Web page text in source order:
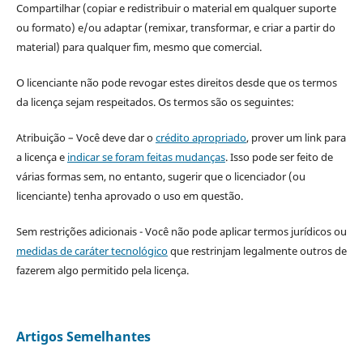
Compartilhar (copiar e redistribuir o material em qualquer suporte
ou formato) e/ou adaptar (remixar, transformar, e criar a partir do
material) para qualquer fim, mesmo que comercial.
O licenciante não pode revogar estes direitos desde que os termos
da licença sejam respeitados. Os termos são os seguintes:
Atribuição – Você deve dar ocrédito apropriado, prover um link para
a licença e indicar se foram feitas mudanças. Isso pode ser feito de
várias formas sem, no entanto, sugerir que o licenciador (ou
licenciante) tenha aprovado o uso em questão.
Sem restrições adicionais - Você não pode aplicar termos jurídicos ou
medidas de caráter tecnológicoque restrinjam legalmente outros de
fazerem algo permitido pela licença.
Artigos Semelhantes